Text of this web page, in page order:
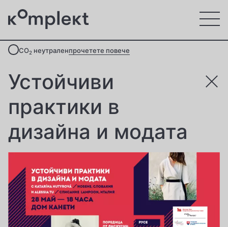
CO2 неутраленпрочетете повече
Устойчиви
практики в
дизайна и модата